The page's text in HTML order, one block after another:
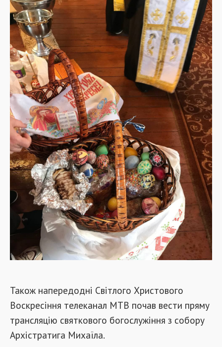
Також напередодні Світлого Христового
Воскресіння телеканал МТВ почав вести пряму
трансляцію святкового богослужіння з собору
Архістратига Михаїла.